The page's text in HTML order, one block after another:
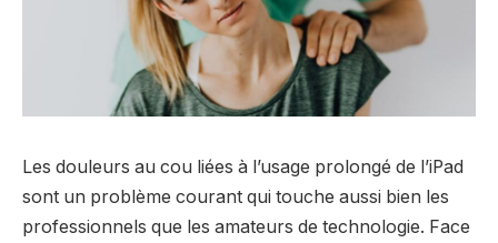
Les douleurs au cou liées à l’usage prolongé de l’iPad
sont un problème courant qui touche aussi bien les
professionnels que les amateurs de technologie. Face